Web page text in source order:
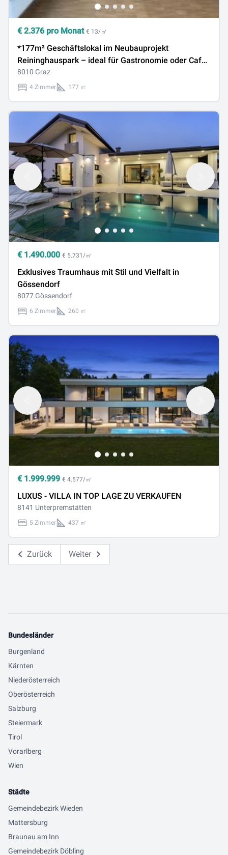
€ 2.376 pro Monat € 13/㎡
*177m² Geschäftslokal im Neubauprojekt
Reininghauspark – ideal für Gastronomie oder Café
ohne Provision
8010 Graz
4 Zimmer 177 ㎡
€ 1.490.000 € 5.731/㎡
Exklusives Traumhaus mit Stil und Vielfalt in
Gössendorf
8077 Gössendorf
6 Zimmer 260 ㎡
€ 1.999.999 € 4.577/㎡
LUXUS - VILLA IN TOP LAGE ZU VERKAUFEN
8141 Unterpremstätten
5 Zimmer 437 ㎡
Zurück Weiter
Bundesländer
Burgenland
Kärnten
Niederösterreich
Oberösterreich
Salzburg
Steiermark
Tirol
Vorarlberg
Wien
Städte
Gemeindebezirk Wieden
Mattersburg
Braunau am Inn
Gemeindebezirk Döbling